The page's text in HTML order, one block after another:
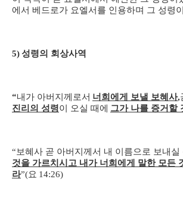
에서 베드로가 요엘서를 인용하며 그 성령
5)성령의 회상사역
“내가 아버지께로서 너희에게 보낼 보혜사,
진리의 성령이 오실 때에 그가 나를 증거할
“보혜사 곧 아버지께서 내 이름으로 보내실
것을 가르치시고 내가 너희에게 말한 모든
라”(요 14:26)